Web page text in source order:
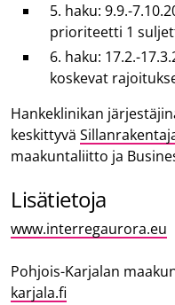
5. haku: 9.9.-
prioriteetti 1
6. haku: 17.2.-
koskevat
Hankeklinikan
keskittyvä
maakuntaliitto ja
Lisätietoja
www.interregaurora.eu
Pohjois-Karjalan
karjala.fi